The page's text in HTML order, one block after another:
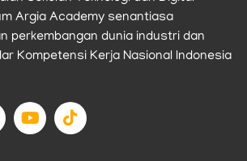
Argia Academy senantiasa
perkembangan dunia industri dan
Kompetensi Kerja Nasional Indonesia
Y
o
u
T
i
k